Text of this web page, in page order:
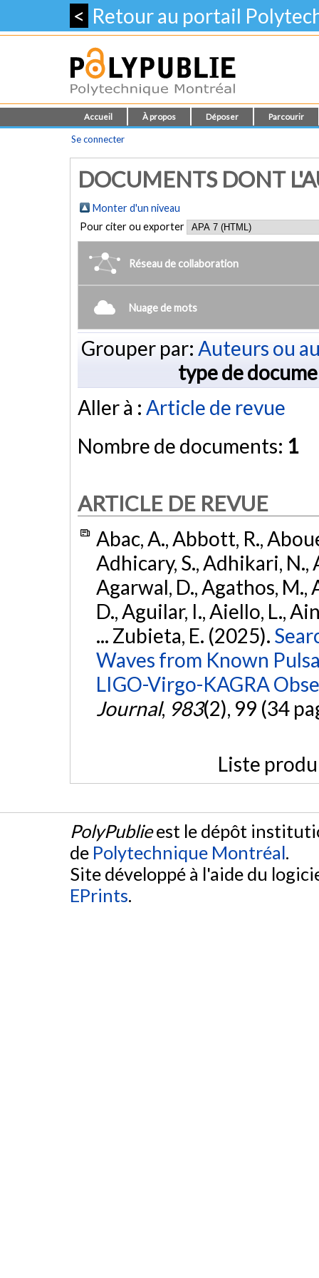
< Retour au portail
Accueil À propos Déposer Parcourir
Se connecter
DOCUMENTS DONT
Monter d'un niveau
Pour citer ou exporter
Réseau de collaboration
Nuage de mots
Grouper par: Auteurs ou
type de
Aller à : Article de revue
Nombre de documents: 1
ARTICLE DE REVUE
Abac, A., Abbott, R.,
Adhicary, S., Adhikari, N.,
Agarwal, D., Agathos, M.,
D., Aguilar, I., Aiello, L.,
... Zubieta, E. (2025).
Waves from Known
LIGO-Virgo-KAGRA
Journal, 983(2), 99 (34
Liste
PolyPublieest le dépôt
de Polytechnique Montréal.
Site développé à l'aide du
EPrints.